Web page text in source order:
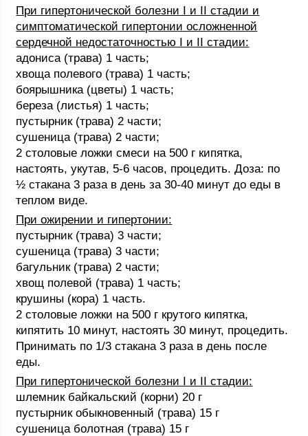
При гипертонической болезни I и II стадии и
симптоматической гипертонии осложненной
сердечной недостаточностью I и II стадии:
адониса (трава) 1 часть;
хвоща полевого (трава) 1 часть;
боярышника (цветы) 1 часть;
береза (листья) 1 часть;
пустырник (трава) 2 части;
сушеница (трава) 2 части;
2 столовые ложки смеси на 500 г кипятка,
настоять, укутав, 5-6 часов, процедить. Доза: по
½ стакана 3 раза в день за 30-40 минут до еды в
теплом виде.
При ожирении и гипертонии:
пустырник (трава) 3 части;
сушеница (трава) 3 части;
багульник (трава) 2 части;
хвощ полевой (трава) 1 часть;
крушины (кора) 1 часть.
2 столовые ложки на 500 г крутого кипятка,
кипятить 10 минут, настоять 30 минут, процедить.
Принимать по 1/3 стакана 3 раза в день после
еды.
При гипертонической болезни I и II стадии:
шлемник байкальский (корни) 20 г
пустырник обыкновенный (трава) 15 г
сушеница болотная (трава) 15 г